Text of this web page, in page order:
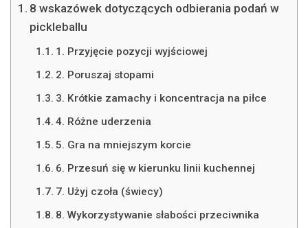
8 wskazówek dotyczących odbierania podań w
pickleballu
1. Przyjęcie pozycji wyjściowej
2. Poruszaj stopami
3. Krótkie zamachy i koncentracja na piłce
4. Różne uderzenia
5. Gra na mniejszym korcie
6. Przesuń się w kierunku linii kuchennej
7. Użyj czoła (świecy)
8. Wykorzystywanie słabości przeciwnika